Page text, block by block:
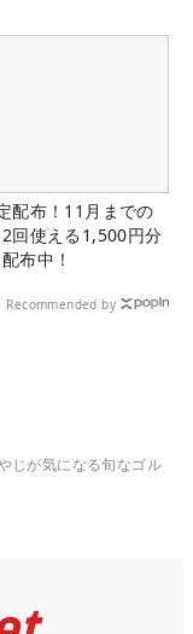
配布！11月までの
回使える1,500円分
布中！
Recommended by
じが気になる旬なゴル